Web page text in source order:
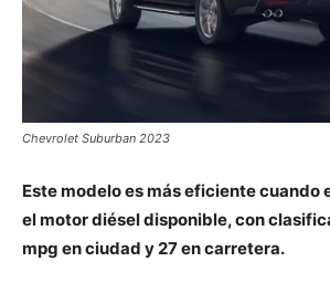
Chevrolet Suburban 2023
Este modelo es más eficiente cuando
el motor diésel disponible, con
mpg en ciudad y 27 en carretera.